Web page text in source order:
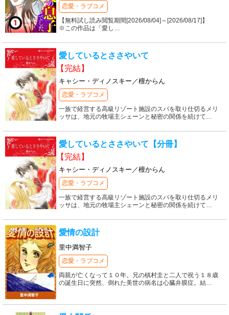
恋愛・ラブコメ
【無料試し読み閲覧期間[2026/08/04]～[2026/08/17]】
※この作品は「愛し …
愛しているとささやいて
【完結】
キャシー・ディノスキー／檀からん
恋愛・ラブコメ
一族で経営する高級リゾート施設のスパを取り仕切るメリ
ッサは、地元の牧場主シェーンと秘密の関係を続けて…
愛しているとささやいて【分冊】
【完結】
キャシー・ディノスキー／檀からん
恋愛・ラブコメ
一族で経営する高級リゾート施設のスパを取り仕切るメリ
ッサは、地元の牧場主シェーンと秘密の関係を続けて…
愛情の設計
里中満智子
恋愛・ラブコメ
両親が亡くなって１０年。兄の槙村圭と二人で祝う１８歳
の誕生日に突然、倒れた美世の病名は心臓弁膜症。結…